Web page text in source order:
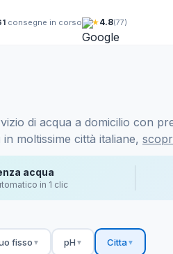
consegne in corso ★4.8(77)
di acqua a domicilio con
moltissime città italiane,
acqua
in 1 clic
fisso ▼ pH ▼ Citta▼